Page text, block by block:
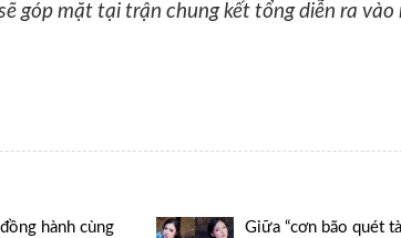
góp mặt tại trận chung kết tổng diễn ra vào
hành cùng
Giữa “cơn bão quét